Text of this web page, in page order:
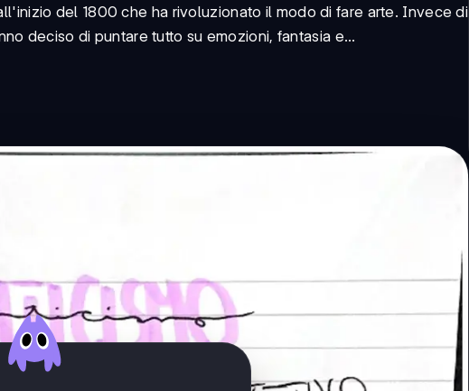
del 1800 che ha rivoluzionato il modo di fare arte. Invece di
deciso di puntare tutto su emozioni, fantasia e...